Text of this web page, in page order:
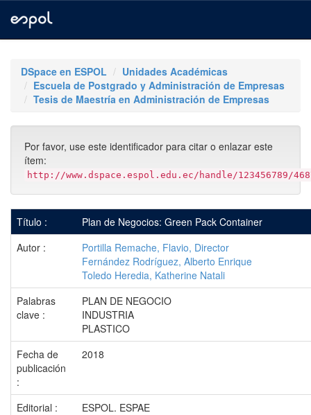
navigationDSpace en ESPOL
Unidades Académicas
Escuela de Postgrado y Administración de Empresas
Tesis de Maestría en Administración de Empresas
Por favor, use este identificador para citar o enlazar este
ítem:
http://www.dspace.espol.edu.ec/handle/123456789/
Título :
Plan de Negocios: Green Pack Container
Autor :
Portilla Remache, Flavio, Director
Fernández Rodríguez, Alberto Enrique
Toledo Heredia, Katherine Natali
Palabras
clave :
PLAN DE NEGOCIO
INDUSTRIA
PLASTICO
Fecha de
publicación
:
2018
Editorial :
ESPOL. ESPAE